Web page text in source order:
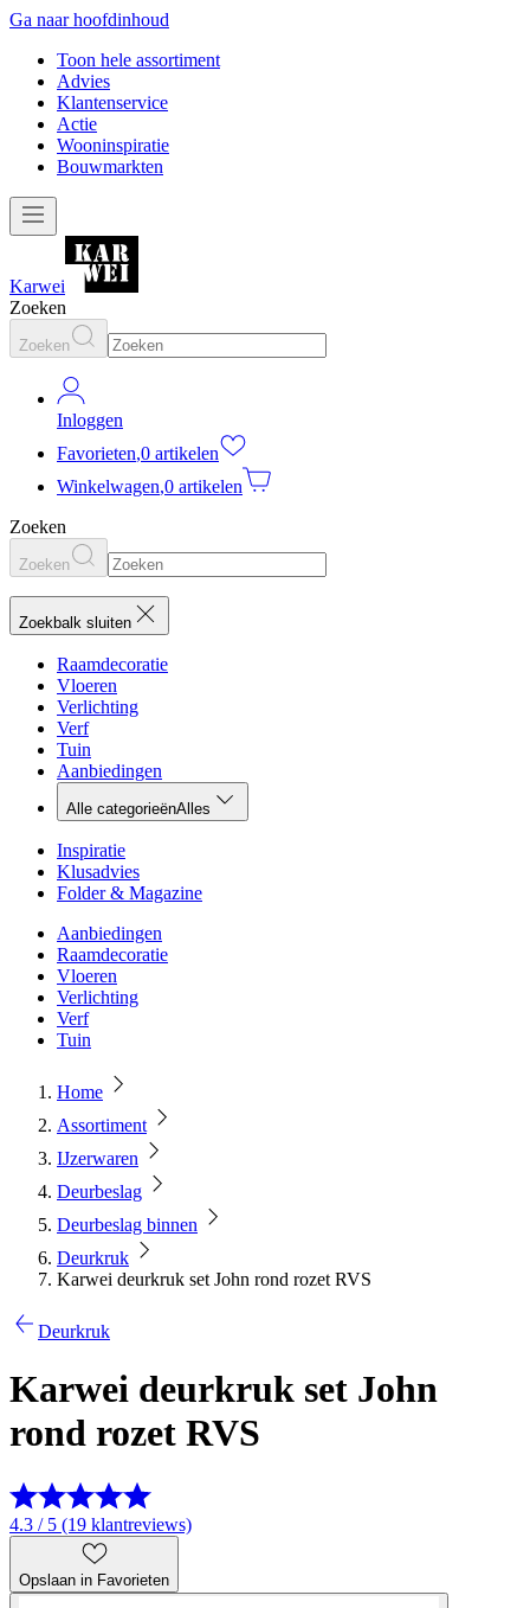
Ga naar hoofdinhoud
Toon hele assortiment
Advies
Klantenservice
Actie
Wooninspiratie
Bouwmarkten
Karwei
Zoeken
Zoeken
Inloggen
Favorieten,0 artikelen
Winkelwagen,0 artikelen
Zoeken
Zoeken
Zoekbalk sluiten
Raamdecoratie
Vloeren
Verlichting
Verf
Tuin
Aanbiedingen
Alle categorieënAlles
Inspiratie
Klusadvies
Folder & Magazine
Aanbiedingen
Raamdecoratie
Vloeren
Verlichting
Verf
Tuin
Home
Assortiment
IJzerwaren
Deurbeslag
Deurbeslag binnen
Deurkruk
Karwei deurkruk set John rond rozet RVS
Deurkruk
Karwei deurkruk set John
rond rozet RVS
4.3 / 5 (19 klantreviews)
Opslaan in Favorieten